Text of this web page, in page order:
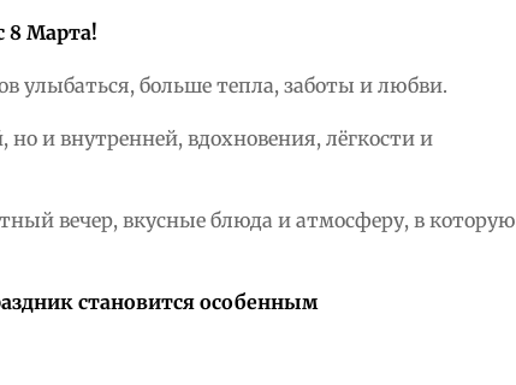
8 Марта!
улыбаться, больше тепла, заботы и любви.
и внутренней, вдохновения, лёгкости и
вечер, вкусные блюда и атмосферу, в которую
становится особенным